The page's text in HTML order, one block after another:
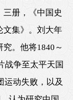
册，《中国史
文集》。刘大年
。他将1840～
战争至太平天国
运动失败，以及